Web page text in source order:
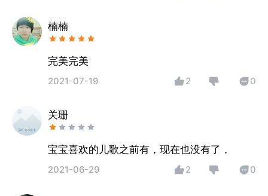
楠楠
完美完美
2021-07-19 2 0
关珊
宝宝喜欢的儿歌之前有，现在也没有了，
2021-06-29 2 0